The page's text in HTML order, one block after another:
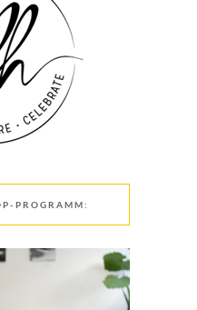
PROGRAMM: